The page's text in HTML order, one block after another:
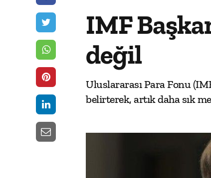
IMF
değil
Uluslararası Para Fonu
belirterek, artık daha sık